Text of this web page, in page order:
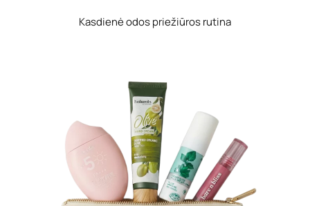
Kasdienė odos priežiūros rutina